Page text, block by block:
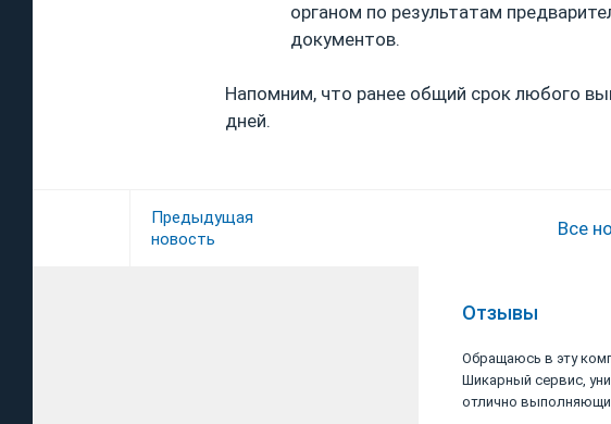
органом по результатам
документов.
Напомним, что ранее общий срок любого
дней.
Предыдущая
новость
Все
Отзывы
Обращаюсь в эту
Шикарный сервис,
отлично